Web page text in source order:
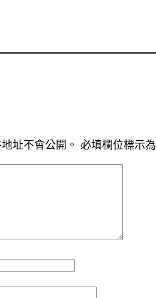
址不會公開。 必填欄位標示為